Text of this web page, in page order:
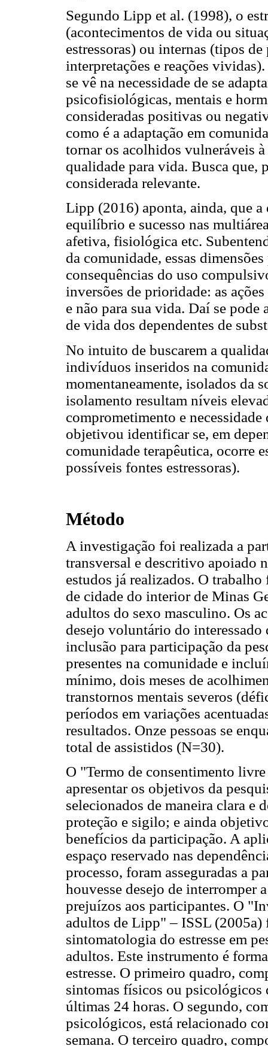
Segundo Lipp et al. (1998), o
(acontecimentos de vida ou
estressoras) ou internas (tipos
interpretações e reações
se vê na necessidade de se
psicofisiológicas, mentais e
consideradas positivas ou
como é a adaptação em
tornar os acolhidos vulneráveis
qualidade para vida. Busca que,
considerada relevante.
Lipp (2016) aponta, ainda, que a
equilíbrio e sucesso nas
afetiva, fisiológica etc.
da comunidade, essas
consequências do uso
inversões de prioridade: as
e não para sua vida. Daí se
de vida dos dependentes de
No intuito de buscarem a
indivíduos inseridos na
momentaneamente, isolados da
isolamento resultam níveis
comprometimento e
objetivou identificar se, em
comunidade terapêutica, ocorre
possíveis fontes estressoras).
Método
A investigação foi realizada a
transversal e descritivo apoiado
estudos já realizados. O
de cidade do interior de Minas
adultos do sexo masculino. Os
desejo voluntário do interessado
inclusão para participação da
presentes na comunidade e
mínimo, dois meses de
transtornos mentais severos
períodos em variações
resultados. Onze pessoas se
total de assistidos (N=30).
O "Termo de consentimento
apresentar os objetivos da
selecionados de maneira clara e
proteção e sigilo; e ainda
benefícios da participação. A
espaço reservado nas
processo, foram asseguradas a
houvesse desejo de interromper
prejuízos aos participantes. O
adultos de Lipp" – ISSL (2005a)
sintomatologia do estresse em
adultos. Este instrumento é
estresse. O primeiro quadro,
sintomas físicos ou psicológicos
últimas 24 horas. O segundo,
psicológicos, está relacionado
semana. O terceiro quadro,